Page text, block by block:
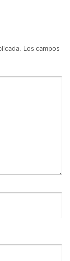
Los campos